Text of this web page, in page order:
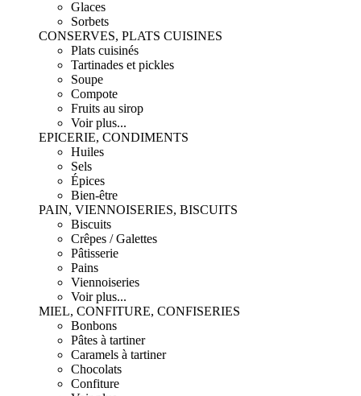
Glaces
Sorbets
CONSERVES, PLATS CUISINES
Plats cuisinés
Tartinades et pickles
Soupe
Compote
Fruits au sirop
Voir plus...
EPICERIE, CONDIMENTS
Huiles
Sels
Épices
Bien-être
PAIN, VIENNOISERIES, BISCUITS
Biscuits
Crêpes / Galettes
Pâtisserie
Pains
Viennoiseries
Voir plus...
MIEL, CONFITURE, CONFISERIES
Bonbons
Pâtes à tartiner
Caramels à tartiner
Chocolats
Confiture